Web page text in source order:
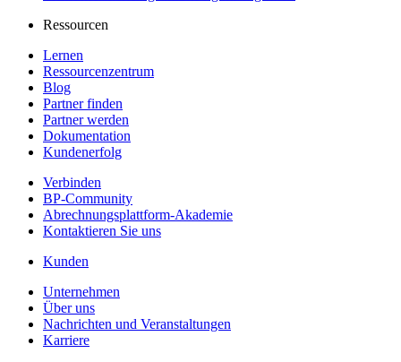
Ressourcen
Lernen
Ressourcenzentrum
Blog
Partner finden
Partner werden
Dokumentation
Kundenerfolg
Verbinden
BP-Community
Abrechnungsplattform-Akademie
Kontaktieren Sie uns
Kunden
Unternehmen
Über uns
Nachrichten und Veranstaltungen
Karriere